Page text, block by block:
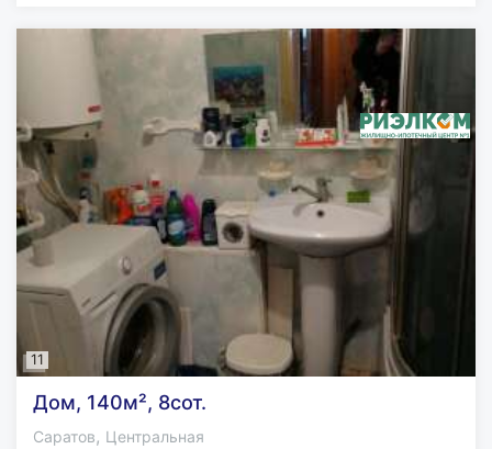
11
Дом, 140м², 8сот.
Саратов, Центральная